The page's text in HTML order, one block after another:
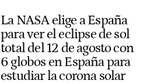
La NASA elige a España
para ver el eclipse de sol
total del 12 de agosto con
6 globos en España para
estudiar la corona solar